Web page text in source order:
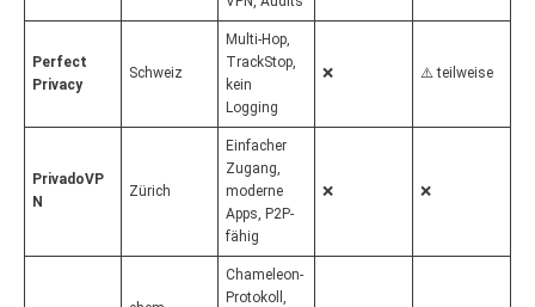
Perfect
Privacy
Schweiz
Multi-Hop,
TrackStop,
kein
Logging
❌ ⚠️ teilweise
PrivadoVP
N
Zürich
Einfacher
Zugang,
moderne
Apps, P2P-
fähig
❌ ❌
Chameleon-
Protokoll,